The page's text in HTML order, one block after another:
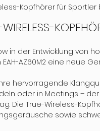
Kopfhörer für
in der Entwicklung von
AZ60M2 eine neue
hervorragende
oder in Meetings – der
Die True-Wireless-
sowie